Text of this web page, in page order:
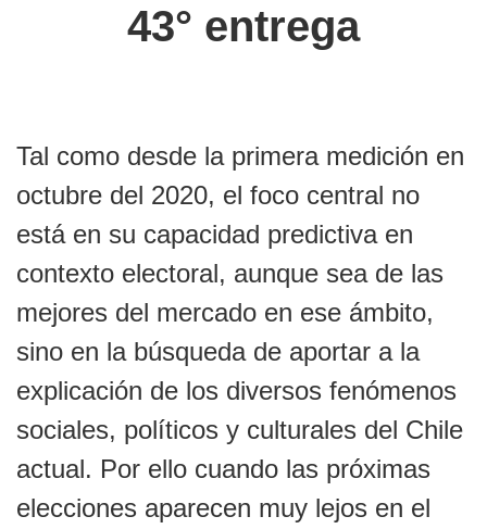
43° entrega
Tal como desde la primera medición en
octubre del 2020, el foco central no
está en su capacidad predictiva en
contexto electoral, aunque sea de las
mejores del mercado en ese ámbito,
sino en la búsqueda de aportar a la
explicación de los diversos fenómenos
sociales, políticos y culturales del Chile
actual. Por ello cuando las próximas
elecciones aparecen muy lejos en el